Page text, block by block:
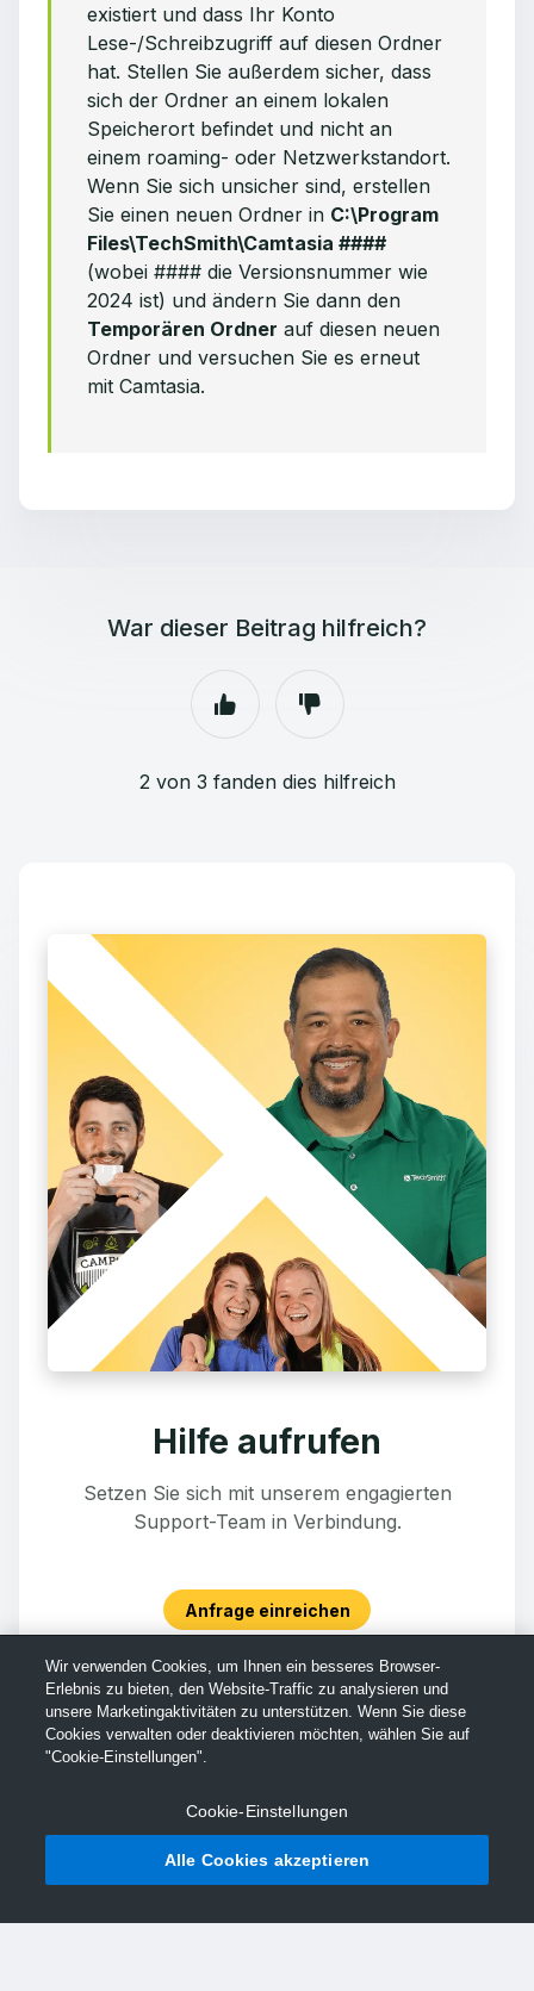
existiert und dass Ihr Konto
Lese-/Schreibzugriff auf diesen Ordner
hat. Stellen Sie außerdem sicher, dass
sich der Ordner an einem lokalen
Speicherort befindet und nicht an
einem roaming- oder Netzwerkstandort.
Wenn Sie sich unsicher sind, erstellen
Sie einen neuen Ordner in C:\Program
Files\TechSmith\Camtasia ####
(wobei #### die Versionsnummer wie
2024 ist) und ändern Sie dann den
Temporären Ordner auf diesen neuen
Ordner und versuchen Sie es erneut
mit Camtasia.
War dieser Beitrag hilfreich?
2 von 3 fanden dies hilfreich
Hilfe aufrufen
Setzen Sie sich mit unserem engagierten
Support-Team in Verbindung.
Anfrage einreichen
Wir verwenden Cookies, um Ihnen ein besseres Browser-
Erlebnis zu bieten, den Website-Traffic zu analysieren und
unsere Marketingaktivitäten zu unterstützen. Wenn Sie diese
Cookies verwalten oder deaktivieren möchten, wählen Sie auf
"Cookie-Einstellungen".
Cookie-Einstellungen
Alle Cookies akzeptieren